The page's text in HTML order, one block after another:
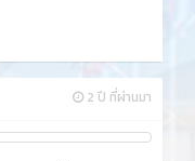
2 ปี ที่ผ่านมา